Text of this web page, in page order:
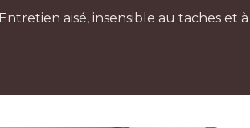
Entretien aisé, insensible au taches et